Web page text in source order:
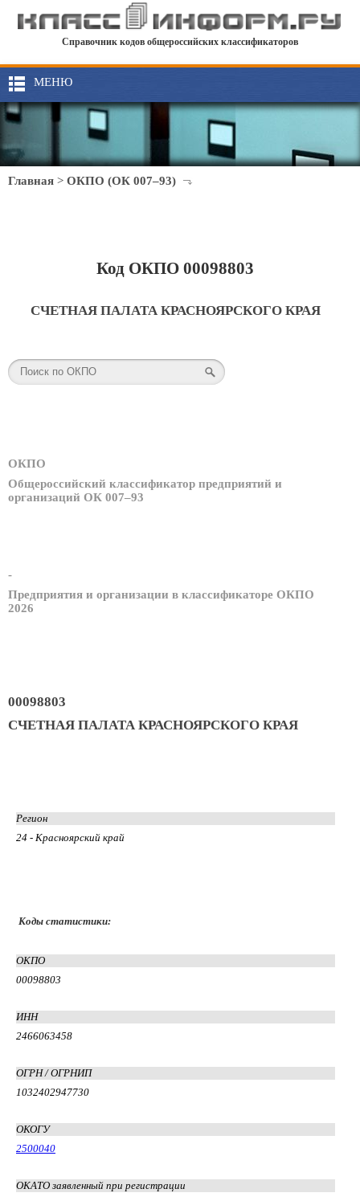
Справочник кодов общероссийских классификаторов
МЕНЮ
Главная > ОКПО (ОК 007–93)
Код ОКПО 00098803
СЧЕТНАЯ ПАЛАТА КРАСНОЯРСКОГО КРАЯ
ОКПО
Общероссийский классификатор предприятий и
организаций ОК 007–93
-
Предприятия и организации в классификаторе ОКПО
2026
00098803
СЧЕТНАЯ ПАЛАТА КРАСНОЯРСКОГО КРАЯ
Регион
24 - Красноярский край
Коды статистики:
ОКПО
00098803
ИНН
2466063458
ОГРН / ОГРНИП
1032402947730
ОКОГУ
2500040
ОКАТО заявленный при регистрации